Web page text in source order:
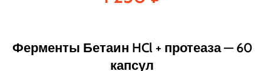
Ферменты Бетаин HCl + протеаза — 60
капсул